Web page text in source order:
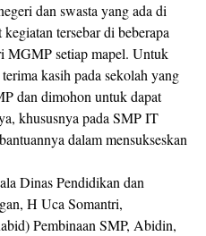
dan swasta yang ada di
tersebar di beberapa
MGMP setiap mapel. Untuk
kasih pada sekolah yang
dan dimohon untuk dapat
khususnya pada SMP IT
dalam mensukseskan
Dinas Pendidikan dan
H Uca Somantri,
Pembinaan SMP, Abidin,